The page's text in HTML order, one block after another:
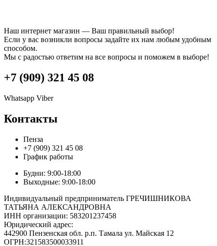
Наш интернет магазин — Ваш правильный выбор!
Если у вас возникли вопросы задайте их нам любым удобным
способом.
Мы с радостью ответим на все вопросы и поможем в выборе!
+7 (909) 321 45 08
Whatsapp Viber
Контакты
Пенза
+7 (909) 321 45 08
График работы
Будни: 9:00-18:00
Выходные: 9:00-18:00
Индивидуальный предприниматель ГРЕЧИШНИКОВА
ТАТЬЯНА АЛЕКСАНДРОВНА
ИНН организации: 583201237458
Юридический адрес:
442900 Пензенская обл. р.п. Тамала ул. Майская 12
ОГРН:321583500033911